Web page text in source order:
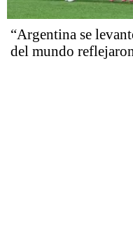
“Argentina se
del mundo